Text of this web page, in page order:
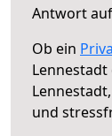
Antwort
Ob ein
Lennestadt,
und